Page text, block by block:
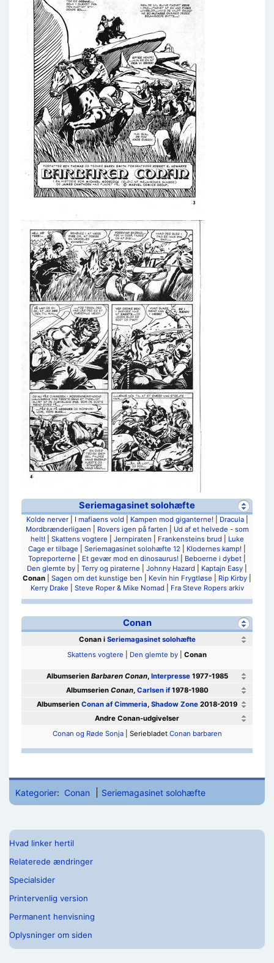
Seriemagasinet solohæfte
Kolde nerver| I mafiaens vold Kampen mod giganterne!| Dracula|
Mordbrænderligaen
Rovers igen på farten
Ud af et helvede - som
helt!| Skattens vogtere Jernpiraten Frankensteins brud
Luke
Cage er tilbage
Seriemagasinet solohæfte 12 Klodernes kamp!
Topreporterne
Et gevær mod en dinosaurus! Beboerne i dybet
Den glemte by
Terry og piraterne Johnny Hazard Kaptajn Easy
Conan
Sagen om det kunstige ben Kevin hin Frygtløse Rip Kirby
Kerry Drake
Steve Roper & Mike Nomad Fra Steve Ropers arkiv
Conan
Conan i Seriemagasinet solohæfte
Skattens vogtere
Den glemte by Conan
Albumserien Barbaren Conan, Interpresse1977-1985
Albumserien Conan, Carlsen if1978-1980
Albumserien Conan af Cimmeria, Shadow Zone 2018-2019
Andre Conan-udgivelser
Conan og Røde Sonja| Seriebladet Conan barbaren
Kategorier: Conan Seriemagasinet solohæfte
Hvad linker hertil
Relaterede ændringer
Specialsider
Printervenlig version
Permanent henvisning
Oplysninger om siden